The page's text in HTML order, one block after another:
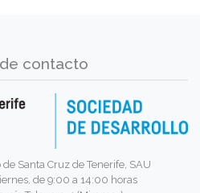
contacto
Santa Cruz de Tenerife, SAU
de 9:00 a 14:00 horas